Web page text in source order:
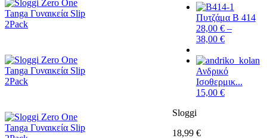
Πυτζάμα Β 414
28,00 €–
38,00 €
Ανδρικό
Ισοθερμικ...
15,00 €
Sloggi
18,99 €